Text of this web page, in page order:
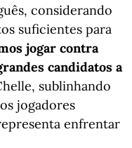
considerando
suficientes para
jogar contra
candidatos a
sublinhando
jogadores
enfrentar